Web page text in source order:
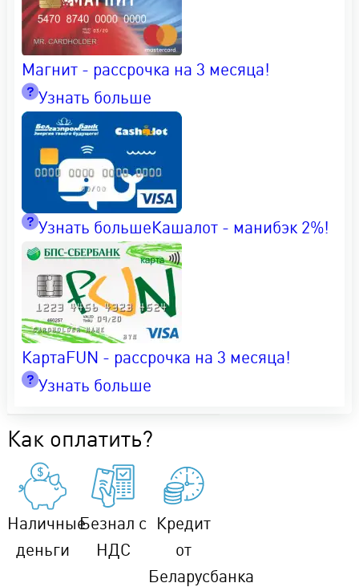
Магнит - рассрочка на 3 месяца!
Узнать больше
Кашалот - манибэк 2%!
Узнать больше
КартаFUN - рассрочка на 3 месяца!
Узнать больше
Как оплатить?
Наличные
деньги
Безнал с
НДС
Кредит
от
Беларусбанка